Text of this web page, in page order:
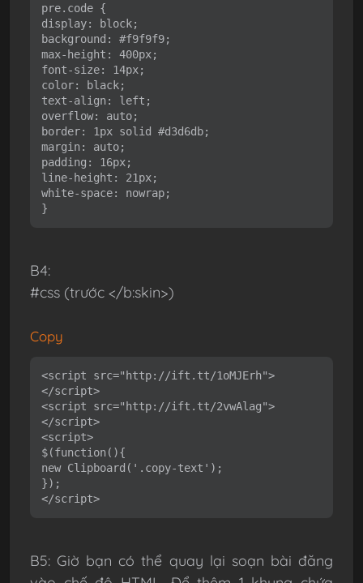
pre.code {
display: block;
background: #f9f9f9;
max-height: 400px;
font-size: 14px;
color: black;
text-align: left;
overflow: auto;
border: 1px solid #d3d6db;
margin: auto;
padding: 16px;
line-height: 21px;
white-space: nowrap;
}
B4:
#css (trước </b:skin>)
Copy
<script src="http://ift.tt/1oMJErh">
</script>
<script src="http://ift.tt/2vwAlag">
</script>
<script>
$(function(){
new Clipboard('.copy-text');
});
</script>
B5: Giờ bạn có thể quay lại soạn bài đăng